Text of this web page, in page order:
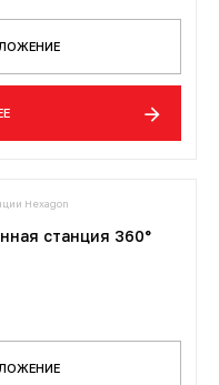
Hexagon
станция 360°